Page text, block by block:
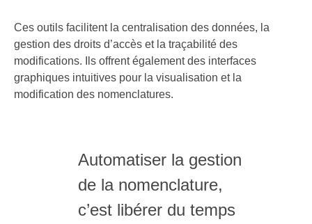
Ces outils facilitent la centralisation des données, la
gestion des droits d’accès et la traçabilité des
modifications. Ils offrent également des interfaces
graphiques intuitives pour la visualisation et la
modification des nomenclatures.
Automatiser la gestion
de la nomenclature,
c’est libérer du temps